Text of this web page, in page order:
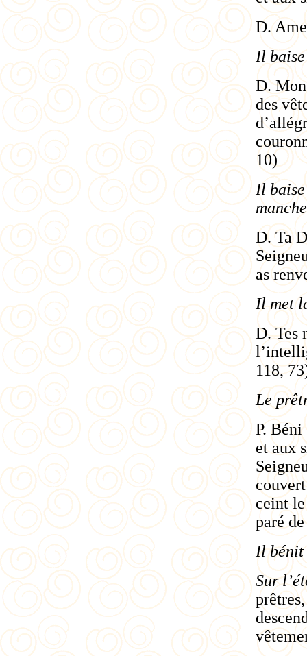
D.
Il
D.
des
10)
Il
D. Ta
as
Il met
D. Tes
118,
Le
P.
et aux
ceint
paré
Il bénit
Sur